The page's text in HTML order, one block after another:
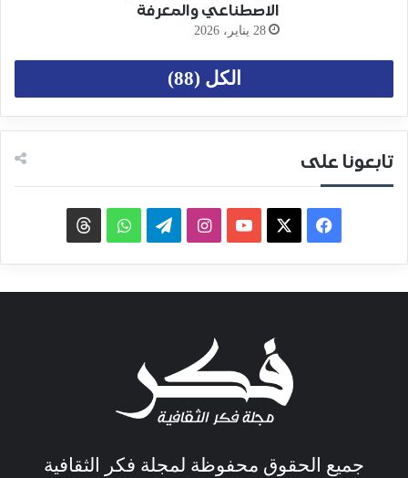
الاصطناعي والمعرفة
28 يناير، 2026
الكل (88)
تابعونا على
جميع الحقوق محفوظة لمجلة فكر الثقافية